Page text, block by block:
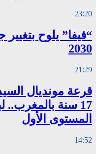
23:20
“فيفا” يلوح
2030
21:29
قرعة مونديال
17 سنة
المستوى الأول
14:52